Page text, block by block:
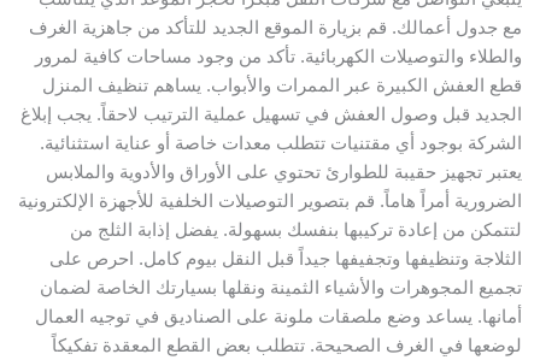
مع جدول أعمالك. قم بزيارة الموقع الجديد للتأكد من جاهزية الغرف
والطلاء والتوصيلات الكهربائية. تأكد من وجود مساحات كافية لمرور
قطع العفش الكبيرة عبر الممرات والأبواب. يساهم تنظيف المنزل
الجديد قبل وصول العفش في تسهيل عملية الترتيب لاحقاً. يجب إبلاغ
الشركة بوجود أي مقتنيات تتطلب معدات خاصة أو عناية استثنائية.
يعتبر تجهيز حقيبة للطوارئ تحتوي على الأوراق والأدوية والملابس
الضرورية أمراً هاماً. قم بتصوير التوصيلات الخلفية للأجهزة الإلكترونية
لتتمكن من إعادة تركيبها بنفسك بسهولة. يفضل إذابة الثلج من
الثلاجة وتنظيفها وتجفيفها جيداً قبل النقل بيوم كامل. احرص على
تجميع المجوهرات والأشياء الثمينة ونقلها بسيارتك الخاصة لضمان
أمانها. يساعد وضع ملصقات ملونة على الصناديق في توجيه العمال
لوضعها في الغرف الصحيحة. تتطلب بعض القطع المعقدة تفكيكاً